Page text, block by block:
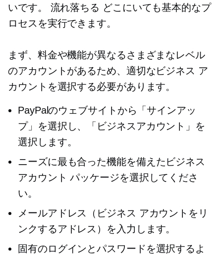
いです。 流れ落ちる どこにいても基本的なプ
ロセスを実行できます。
まず、料金や機能が異なるさまざまなレベル
のアカウントがあるため、適切なビジネス ア
カウントを選択する必要があります。
PayPalのウェブサイトから「サインアッ
プ」を選択し、「ビジネスアカウント」を
選択します。
ニーズに最も合った機能を備えたビジネス
アカウント パッケージを選択してくださ
い。
メールアドレス（ビジネス アカウントをリ
ンクするアドレス）を入力します。
固有のログインとパスワードを選択するよ